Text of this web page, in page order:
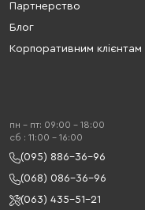
Партнерство
Блог
Корпоративним клієнтам
пн - пт: 09:00 - 18:00
cб : 11:00 - 16:00
(095) 886-36-96
(068) 086-36-96
(063) 435-51-21